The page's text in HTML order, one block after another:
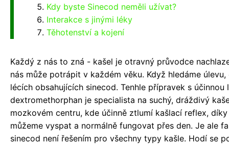
Kdy byste Sinecod neměli užívat?
Interakce s jinými léky
Těhotenství a kojení
Každý z nás to zná - kašel je otravný průvodce
nás může potrápit v každém věku. Když hledáme
lécích obsahujících sinecod. Tenhle přípravek s účinnou
dextromethorphan je specialista na suchý, dráždivý
mozkovém centru, kde účinně ztlumí kašlací reflex,
můžeme vyspat a normálně fungovat přes den. Je ale
sinecod není řešením pro všechny typy kašle. Hodí se